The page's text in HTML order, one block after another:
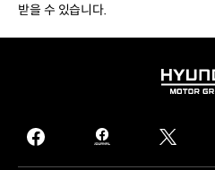
받을 수 있습니다.
HYUNDAI
GROUP
facebook
hmg
twitter